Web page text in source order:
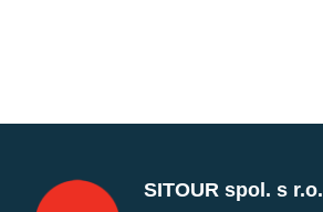
SITOUR spol. s r.o.